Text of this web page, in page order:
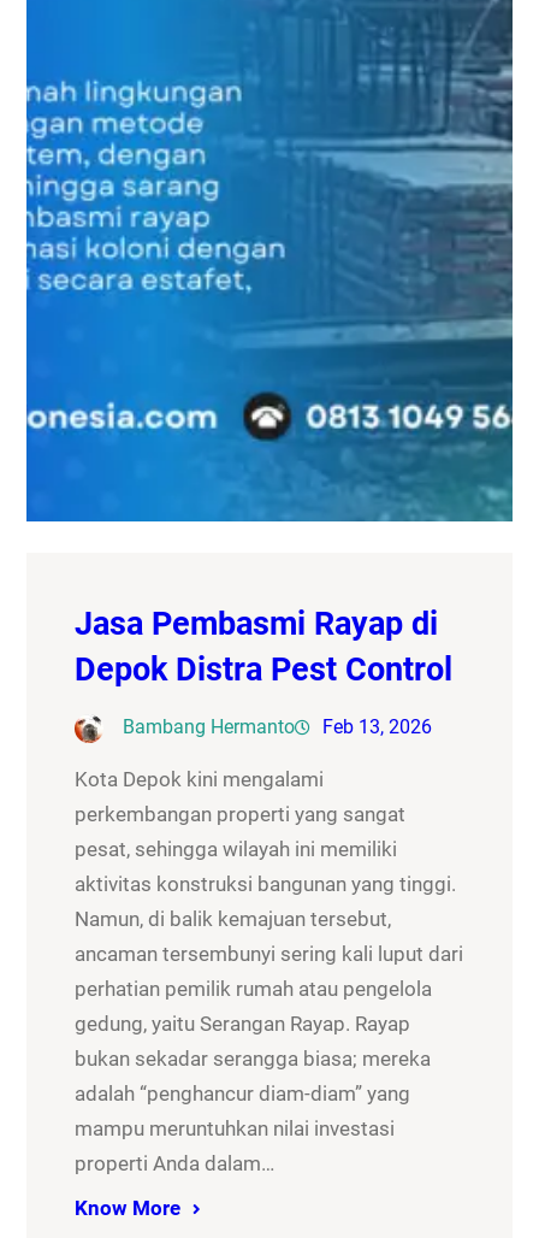
Jasa Pembasmi Rayap di
Depok Distra Pest Control
Bambang Hermanto Feb 13, 2026
Kota Depok kini mengalami
perkembangan properti yang sangat
pesat, sehingga wilayah ini memiliki
aktivitas konstruksi bangunan yang tinggi.
Namun, di balik kemajuan tersebut,
ancaman tersembunyi sering kali luput dari
perhatian pemilik rumah atau pengelola
gedung, yaitu Serangan Rayap. Rayap
bukan sekadar serangga biasa; mereka
adalah “penghancur diam-diam” yang
mampu meruntuhkan nilai investasi
properti Anda dalam…
Know More